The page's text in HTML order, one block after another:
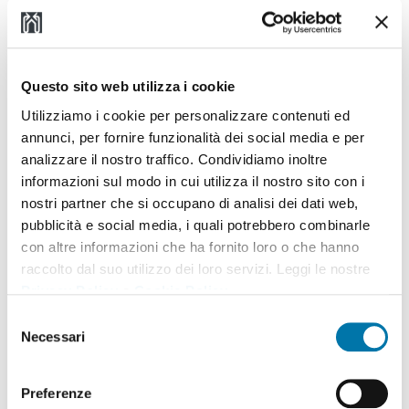
Questo sito web utilizza i cookie
Utilizziamo i cookie per personalizzare contenuti ed
annunci, per fornire funzionalità dei social media e per
analizzare il nostro traffico. Condividiamo inoltre
informazioni sul modo in cui utilizza il nostro sito con i
nostri partner che si occupano di analisi dei dati web,
pubblicità e social media, i quali potrebbero combinarle
con altre informazioni che ha fornito loro o che hanno
raccolto dal suo utilizzo dei loro servizi. Leggi le nostre
delNecessari
Preferenze
sito, come ad
esempio quali pagine
consultate.
Marketing (19)
I cookie di marketing vengono utilizzati per tracciare i
visitatori sui siti web. La finalità è quella di presentare
annunci pubblicitari che siano rilevanti e coinvolgenti per il
singolo utente e quindi di maggior valore per editori e
inserzionisti di terze parti.
Nome
massima
di
__Secure-
180